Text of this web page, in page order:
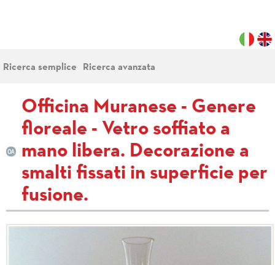
Ricerca semplice Ricerca avanzata
Officina Muranese - Genere
floreale - Vetro soffiato a
mano libera. Decorazione a
smalti fissati in superficie per
fusione.